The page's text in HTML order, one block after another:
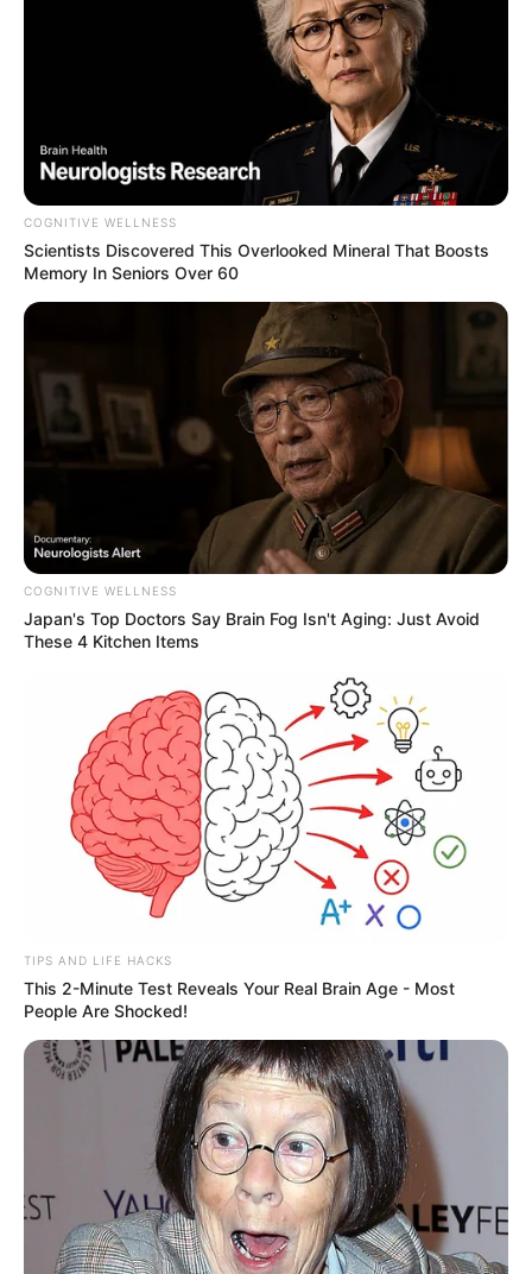
COGNITIVE WELLNESS
Scientists Discovered This Overlooked Mineral That Boosts
Memory In Seniors Over 60
COGNITIVE WELLNESS
Japan's Top Doctors Say Bra​in Fo​g Isn't Aging: Just Avoid
These 4 Kitchen Items
TIPS AND LIFE HACKS
This 2-Minute Test Reveals Your Real Brain Age - Most
People Are Shocked!